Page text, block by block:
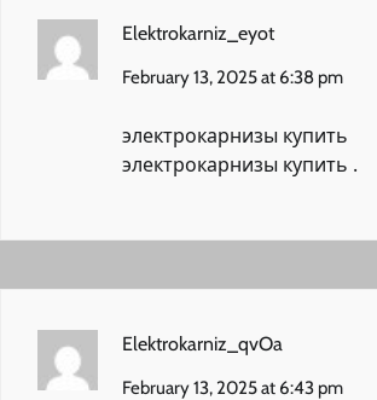
Elektrokarniz_eyot
February 13, 2025 at 6:38 pm
электрокарнизы купить
электрокарнизы купить .
Elektrokarniz_qvOa
February 13, 2025 at 6:43 pm